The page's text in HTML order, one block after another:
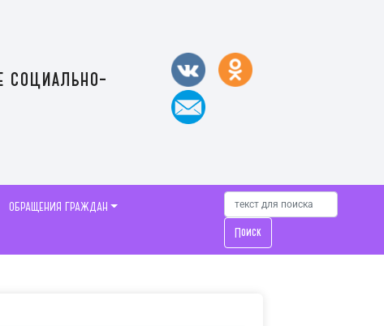
социально-
ОБРАЩЕНИЯ ГРАЖДАН
Поиск